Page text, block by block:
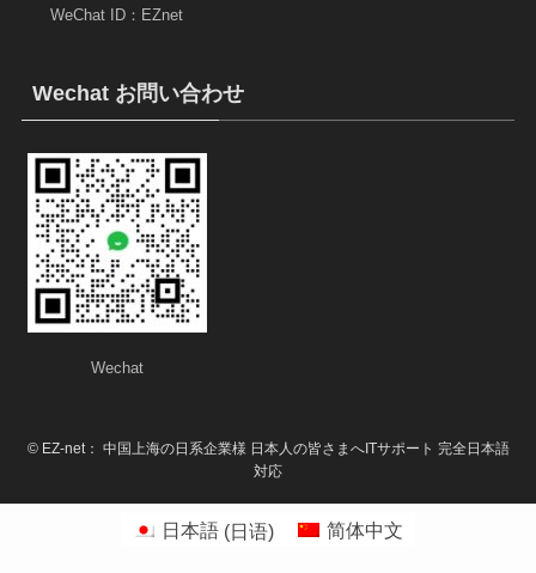
WeChat ID：EZnet
Wechat お問い合わせ
Wechat
©EZ-net： 中国上海の日系企業様 日本人の皆さまへITサポート 完全日本語
対応
日本語 (日语) 简体中文